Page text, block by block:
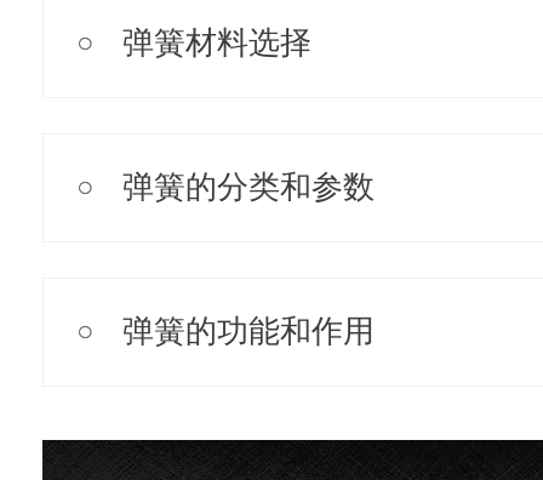
弹簧材料选择
弹簧的分类和参数
弹簧的功能和作用